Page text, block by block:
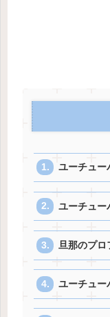
ユーチュー
ユーチュー
旦那のプロ
ユーチュー